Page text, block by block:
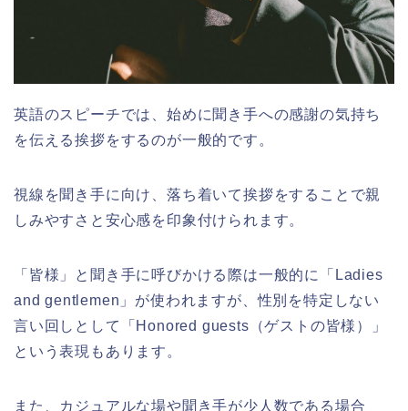
英語のスピーチでは、始めに聞き手への感謝の気持ち
を伝える挨拶をするのが一般的です。
視線を聞き手に向け、落ち着いて挨拶をすることで親
しみやすさと安心感を印象付けられます。
「皆様」と聞き手に呼びかける際は一般的に「Ladies
and gentlemen」が使われますが、性別を特定しない
言い回しとして「Honored guests（ゲストの皆様）」
という表現もあります。
また、カジュアルな場や聞き手が少人数である場合